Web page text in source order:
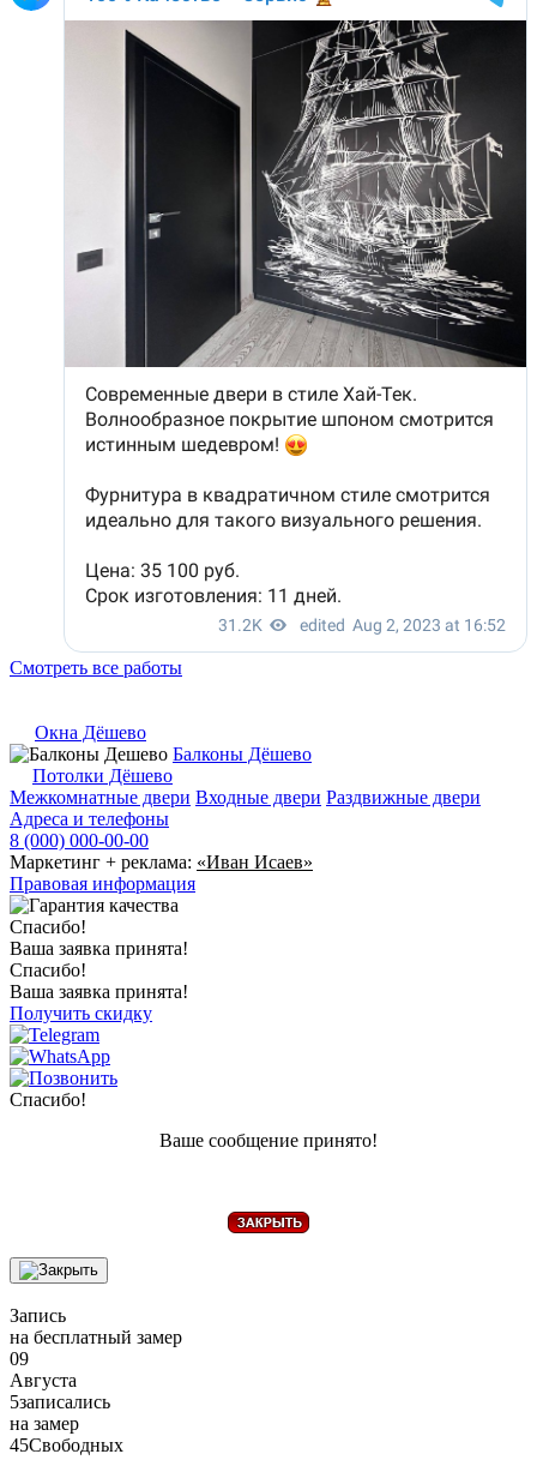
Смотреть все работы
Окна Дёшево
Балконы Дёшево
Потолки Дёшево
Межкомнатные двери Входные двери Раздвижные двери
Адреса и телефоны
8 (000) 000-00-00
Маркетинг + реклама: «Иван Исаев»
Правовая информация
Спасибо!
Ваша заявка принята!
Спасибо!
Ваша заявка принята!
Получить скидку
Спасибо!
Ваше сообщение принято!
Запись
на бесплатный замер
09
Августа
5записались
на замер
45Свободных